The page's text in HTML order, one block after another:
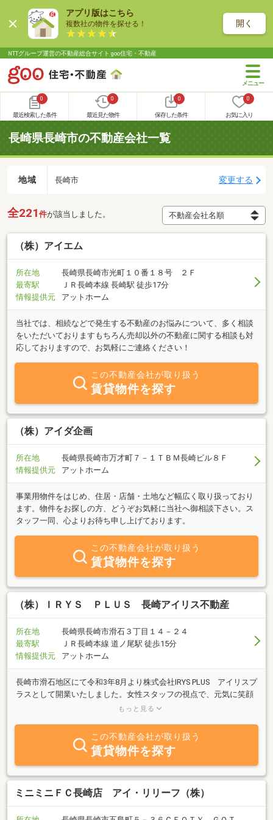
アプリ版はこちら
複数社の物件を探せる！ 開く
NTTグループ運営の不動産総合サイト goo住宅・不動産
0
最近検索した条件
0
最近見た物件
0
保存した条件
0
お気に入り
長崎県長崎市の不動産会社一覧
地域 長崎市 変更する
全221 件が該当しました。
（株）アイエム
所在地
長崎県長崎市光町１０番１８号 ２Ｆ
最寄駅
ＪＲ長崎本線 長崎駅 徒歩17分
情報提供元
アットホーム
当社では、相続などで発生する不動産のお悩みについて、多く相談
をいただいておりますもちろん売却以外の不動産に関する相談も対
応しておりますので、お気軽にご連絡ください！
この不動産会社が取り扱う
賃貸物件を探す
（株）アイダ企画
所在地
長崎県長崎市万才町７－１ＴＢＭ長崎ビル８Ｆ
情報提供元
アットホーム
事業用物件をはじめ、住居・店舗・土地など幅広く取り扱っており
ます。物件をお探しの方、どうぞお気軽に当社へ御相談下さい。ス
タッフ一同、心よりお待ち申し上げております。
この不動産会社が取り扱う
賃貸物件を探す
（株）ＩＲＹＳ ＰＬＵＳ 長崎アイリス不動産
所在地
長崎県長崎市滑石３丁目１４－２４
最寄駅
ＪＲ長崎本線 道ノ尾駅 徒歩15分
情報提供元
アットホーム
長崎市滑石地区にて令和3年8月より株式会社IRYS PLUS アイリスプ
ラスとして開業いたしました。女性スタッフの視点で、元気に笑顔
で地域の皆様に寄り添いながら、ライフプランにあったご提案をさ
更新していますので是非ご覧ください。
https://www.instagram.com/zac.irys/
もっと見る
この不動産会社が取り扱う
賃貸物件を探す
ミニミニＦＣ長崎店 アイ・リリーフ（株）